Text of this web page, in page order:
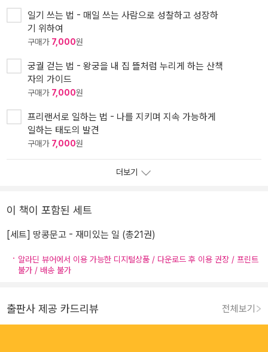
일기 쓰는 법 - 매일 쓰는 사람으로 성찰하고 성장하
기 위하여
구매가 7,000원
궁궐 걷는 법 - 왕궁을 내 집 뜰처럼 누리게 하는 산책
자의 가이드
구매가 7,000원
프리랜서로 일하는 법 - 나를 지키며 지속 가능하게
일하는 태도의 발견
구매가 7,000원
더보기
이 책이 포함된 세트
[세트] 땅콩문고 - 재미있는 일 (총21권)
알라딘 뷰어에서 이용 가능한 디지털상품 / 다운로드 후 이용 권장 / 프린트
불가 / 배송 불가
출판사 제공 카드리뷰 전체보기